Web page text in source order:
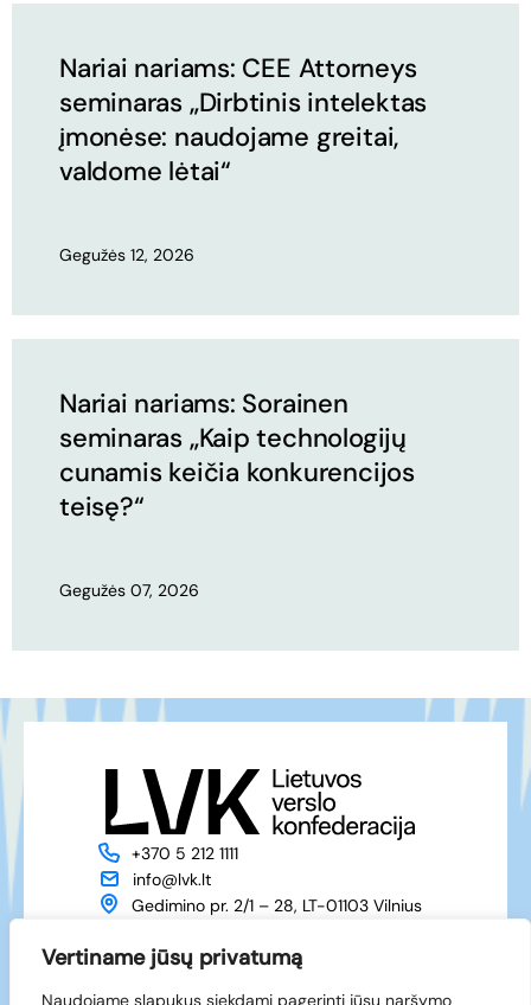
Vertiname jūsų privatumą
Naudojame slapukus siekdami pagerinti jūsų naršymo
Nariai nariams: CEE Attorneys
seminaras „Dirbtinis intelektas
įmonėse: naudojame greitai,
valdome lėtai“
Gegužės 12, 2026
Nariai nariams: Sorainen
seminaras „Kaip technologijų
cunamis keičia konkurencijos
teisę?“
Gegužės 07, 2026
+370 5 212 1111
info@lvk.lt
Gedimino pr. 2/1 – 28, LT-01103 Vilnius
Naujienos
Renginiai